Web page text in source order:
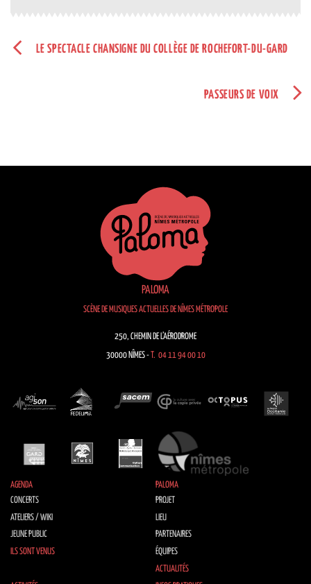
LE SPECTACLE CHANSIGNE DU COLLÈGE DE ROCHEFORT-DU-GARD
PASSEURS DE VOIX
PALOMA
SCÈNE DE MUSIQUES ACTUELLES DE NÎMES MÉTROPOLE
250, CHEMIN DE L’AÉRODROME
30000 NÎMES -T. 04 11 94 00 10
AGENDA
CONCERTS
ATELIERS / WIKI
JEUNE PUBLIC
ILS SONT VENUS
PALOMA
PROJET
LIEU
PARTENAIRES
ÉQUIPES
ACTUALITÉS